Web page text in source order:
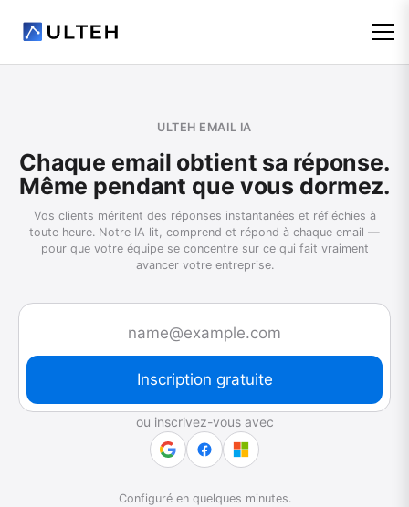
ULTEH EMAIL IA
Chaque email obtient sa réponse.
Même pendant que vous dormez.
Vos clients méritent des réponses instantanées et réfléchies à
toute heure. Notre IA lit, comprend et répond à chaque email —
pour que votre équipe se concentre sur ce qui fait vraiment
avancer votre entreprise.
Inscription gratuite
ou inscrivez-vous avec
Configuré en quelques minutes.